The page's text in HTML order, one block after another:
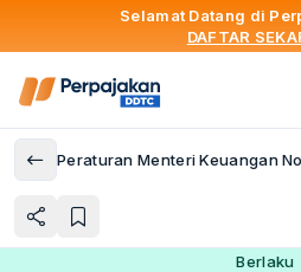
Selamat Datang di
DAFTAR
Peraturan Menteri Keuangan
Berlaku